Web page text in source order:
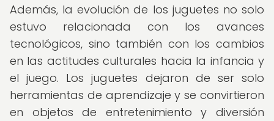
Además, la evolución de los juguetes no solo
estuvo relacionada con los avances
tecnológicos, sino también con los cambios
en las actitudes culturales hacia la infancia y
el juego. Los juguetes dejaron de ser solo
herramientas de aprendizaje y se convirtieron
en objetos de entretenimiento y diversión